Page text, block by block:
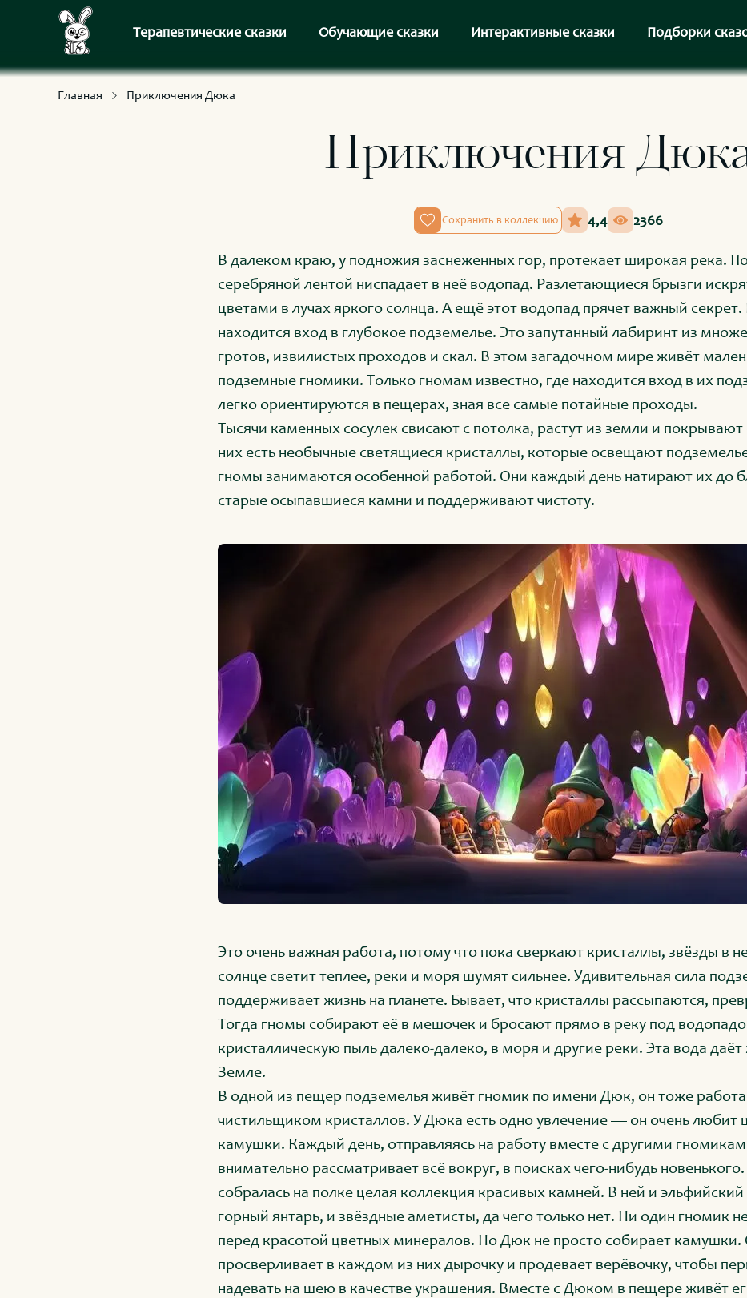
Терапевтические сказки Обучающие сказки Интерактивные сказки Подборки
Для умных и любознательных
Главная Приключения Дюка
Приключения
Сохранить в коллекцию 4,4 2366
В далеком краю, у подножия заснеженных гор, протекает широкая река.
серебряной лентой ниспадает в неё водопад. Разлетающиеся брызги
цветами в лучах яркого солнца. А ещё этот водопад прячет важный
находится вход в глубокое подземелье. Это запутанный лабиринт из
гротов, извилистых проходов и скал. В этом загадочном мире живёт
подземные гномики. Только гномам известно, где находится вход в их
легко ориентируются в пещерах, зная все самые потайные проходы.
Тысячи каменных сосулек свисают с потолка, растут из земли и
них есть необычные светящиеся кристаллы, которые освещают
гномы занимаются особенной работой. Они каждый день натирают их до
старые осыпавшиеся камни и поддерживают чистоту.
Это очень важная работа, потому что пока сверкают кристаллы, звёзды в
солнце светит теплее, реки и моря шумят сильнее. Удивительная сила
поддерживает жизнь на планете. Бывает, что кристаллы рассыпаются,
Тогда гномы собирают её в мешочек и бросают прямо в реку под
кристаллическую пыль далеко-далеко, в моря и другие реки. Эта вода
Земле.
В одной из пещер подземелья живёт гномик по имени Дюк, он тоже
чистильщиком кристаллов. У Дюка есть одно увлечение — он очень любит
камушки. Каждый день, отправляясь на работу вместе с другими
внимательно рассматривает всё вокруг, в поисках чего-нибудь
собралась на полке целая коллекция красивых камней. В ней и
горный янтарь, и звёздные аметисты, да чего только нет. Ни один гномик
перед красотой цветных минералов. Но Дюк не просто собирает камушки.
просверливает в каждом из них дырочку и продевает верёвочку, чтобы
надевать на шею в качестве украшения. Вместе с Дюком в пещере живёт